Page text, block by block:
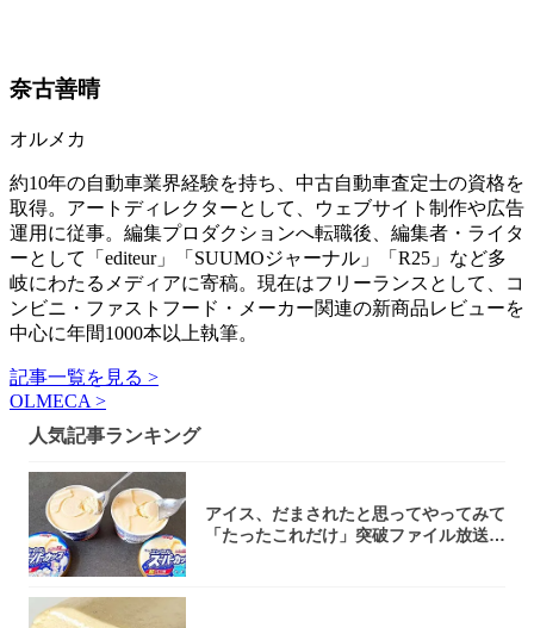
奈古善晴
オルメカ
約10年の自動車業界経験を持ち、中古自動車査定士の資格を
取得。アートディレクターとして、ウェブサイト制作や広告
運用に従事。編集プロダクションへ転職後、編集者・ライタ
ーとして「editeur」「SUUMOジャーナル」「R25」など多
岐にわたるメディアに寄稿。現在はフリーランスとして、コ
ンビニ・ファストフード・メーカー関連の新商品レビューを
中心に年間1000本以上執筆。
記事一覧を見る >
OLMECA >
人気記事ランキング
アイス、だまされたと思ってやってみて
「たったこれだけ」突破ファイル放送で